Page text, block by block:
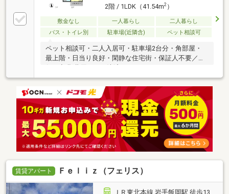
2階 / 1LDK（41.54m2）
敷金なし 一人暮らし
二人暮らし
バス・トイレ別
駐車場(近隣含) ペット相談可
ペット相談可・二人入居可・駐車場2台分・角部屋・
最上階・日当り良好・閑静な住宅街・保証人不要／代
行 ・初期費用カード決済可
賃貸アパート Ｆｅｌｉｚ（フェリス）
ＪＲ東北本線 岩手飯岡駅 徒歩13